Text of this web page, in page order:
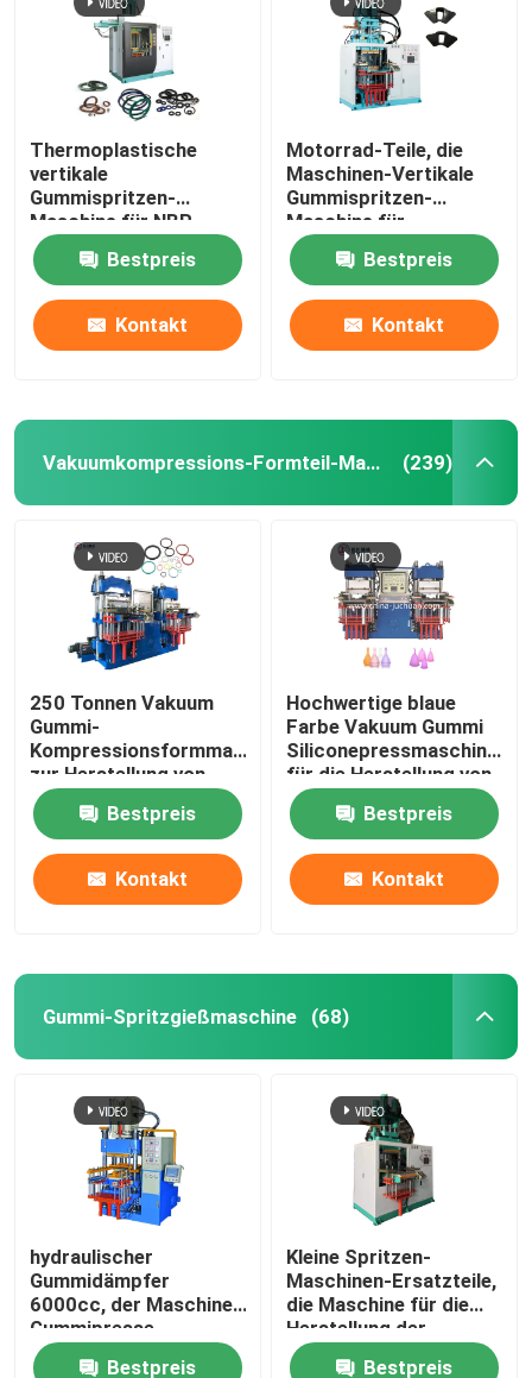
Über uns
Kontakte
SilikonkautschukSpritzenmaschine
Vertikale Gummispritzen-Maschine
Vakuumkompressions-Formteil-Maschine
Gummi-Spritzgießmaschine
Hydraulische Vulkanisierungsmaschine
Thermoplastische
vertikale
Gummispritzen-
Maschine für NBR-
Produkte
Bestpreis
Kontakt
Motorrad-Teile, die
Maschinen-Vertikale
Gummispritzen-
Maschine für
Gummidämpfer
herstellenBestpreis
Kontakt
Vakuumkompressions-Formteil-Maschine (239)
250 Tonnen Vakuum
Gummi-
Kompressionsformmaschine
zur Herstellung von
Gummi-Siegelring-
Produktionslinie
Bestpreis
Kontakt
Hochwertige blaue
Farbe Vakuum Gummi
Siliconepressmaschine
für die Herstellung von
Küchenprodukten
AutoteileBestpreis
Kontakt
Gummi-Spritzgießmaschine (68)
hydraulischer
Gummidämpfer
6000cc, der Maschine
Gummipresse-
Einspritzungs-
Bestpreis
Kleine Spritzen-
Maschinen-Ersatzteile,
die Maschine für die
Herstellung der
Gummischutzabdeckung
Bestpreis